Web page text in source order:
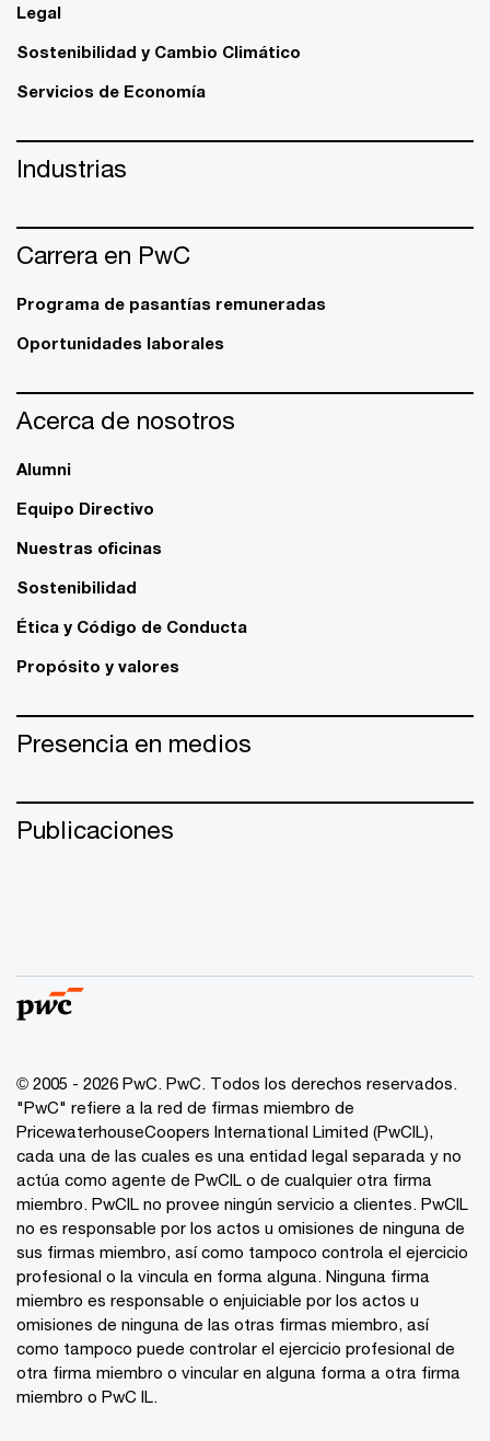
Legal
Sostenibilidad y Cambio Climático
Servicios de Economía
Industrias
Carrera en PwC
Programa de pasantías remuneradas
Oportunidades laborales
Acerca de nosotros
Alumni
Equipo Directivo
Nuestras oficinas
Sostenibilidad
Ética y Código de Conducta
Propósito y valores
Presencia en medios
Publicaciones
© 2005 - 2026 PwC. PwC. Todos los derechos reservados.
"PwC" refiere a la red de firmas miembro de
PricewaterhouseCoopers International Limited (PwCIL),
cada una de las cuales es una entidad legal separada y no
actúa como agente de PwCIL o de cualquier otra firma
miembro. PwCIL no provee ningún servicio a clientes. PwCIL
no es responsable por los actos u omisiones de ninguna de
sus firmas miembro, así como tampoco controla el ejercicio
profesional o la vincula en forma alguna. Ninguna firma
miembro es responsable o enjuiciable por los actos u
omisiones de ninguna de las otras firmas miembro, así
como tampoco puede controlar el ejercicio profesional de
otra firma miembro o vincular en alguna forma a otra firma
miembro o PwC IL.